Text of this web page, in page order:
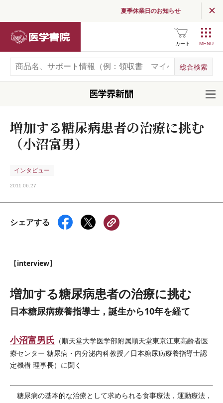
夏季休業日のお知らせ
カート
増加する糖尿病患者の治療に挑む
（小沼富男）
インタビュー
2011.06.27
シェアする
【interview】
増加する糖尿病患者の治療に挑む
日本糖尿病療養指導士，誕生から10年を経て
小沼富男氏 （順天堂大学医学部附属順天堂東京江東高齢者医
療センター 糖尿病・内分泌内科教授／日本糖尿病療養指導士認
定機構 理事長）に聞く
糖尿病の基本的な治療として求められる食事療法，運動療法，